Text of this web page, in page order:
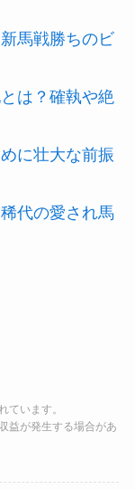
馬戦勝ちのビ
は？確執や絶
に壮大な前振
代の愛され馬
ています。
益が発生する場合があ